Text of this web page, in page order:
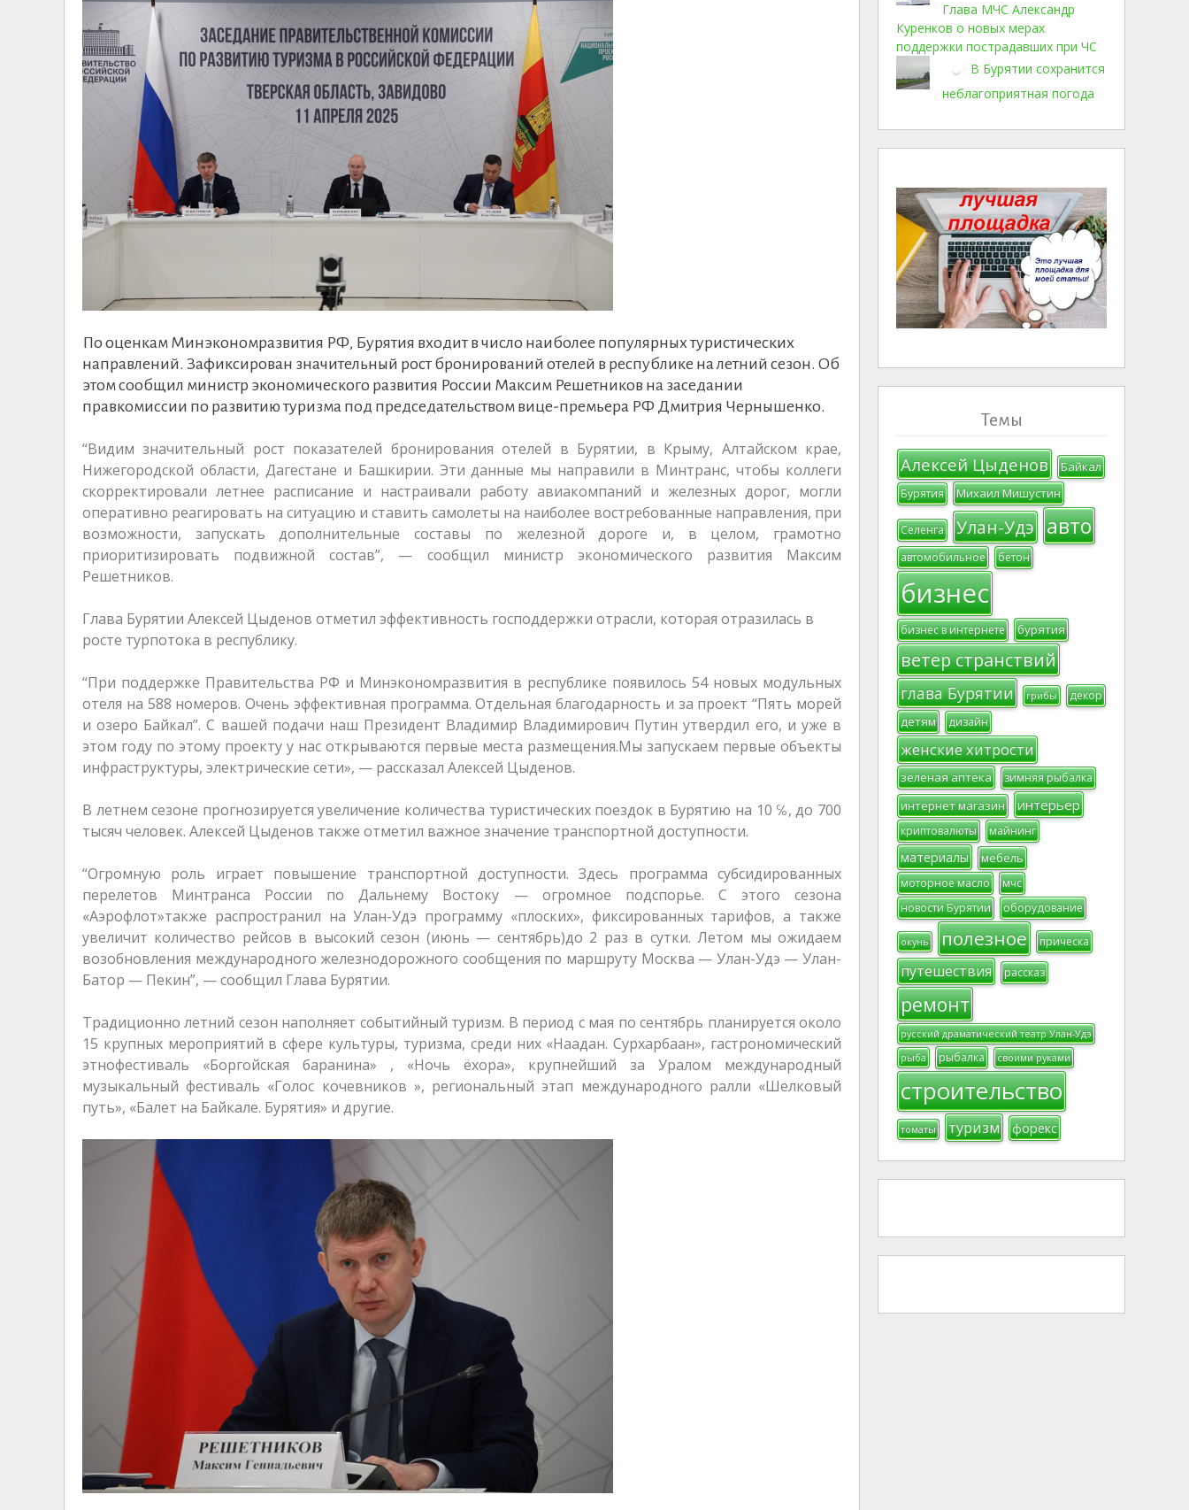
По оценкам Минэкономразвития РФ, Бурятия входит в число наиболее популярных туристических
направлений. Зафиксирован значительный рост бронирований отелей в республике на летний сезон. Об
этом сообщил министр экономического развития России Максим Решетников на заседании
правкомиссии по развитию туризма под председательством вице-премьера РФ Дмитрия Чернышенко.
“Видим значительный рост показателей бронирования отелей в Бурятии, в Крыму, Алтайском крае,
Нижегородской области, Дагестане и Башкирии. Эти данные мы направили в Минтранс, чтобы коллеги
скорректировали летнее расписание и настраивали работу авиакомпаний и железных дорог, могли
оперативно реагировать на ситуацию и ставить самолеты на наиболее востребованные направления, при
возможности, запускать дополнительные составы по железной дороге и, в целом, грамотно
приоритизировать подвижной состав”, — сообщил министр экономического развития Максим
Решетников.
Глава Бурятии Алексей Цыденов отметил эффективность господдержки отрасли, которая отразилась в
росте турпотока в республику.
“При поддержке Правительства РФ и Минэкономразвития в республике появилось 54 новых модульных
отеля на 588 номеров. Очень эффективная программа. Отдельная благодарность и за проект “Пять морей
и озеро Байкал”. С вашей подачи наш Президент Владимир Владимирович Путин утвердил его, и уже в
этом году по этому проекту у нас открываются первые места размещения.Мы запускаем первые объекты
инфраструктуры, электрические сети», — рассказал Алексей Цыденов.
В летнем сезоне прогнозируется увеличение количества туристических поездок в Бурятию на 10 ℅, до 700
тысяч человек. Алексей Цыденов также отметил важное значение транспортной доступности.
“Огромную роль играет повышение транспортной доступности. Здесь программа субсидированных
перелетов Минтранса России по Дальнему Востоку — огромное подспорье. С этого сезона
«Аэрофлот»также распространил на Улан-Удэ программу «плоских», фиксированных тарифов, а также
увеличит количество рейсов в высокий сезон (июнь — сентябрь)до 2 раз в сутки. Летом мы ожидаем
возобновления международного железнодорожного сообщения по маршруту Москва — Улан-Удэ — Улан-
Батор — Пекин”, — сообщил Глава Бурятии.
Традиционно летний сезон наполняет событийный туризм. В период с мая по сентябрь планируется около
15 крупных мероприятий в сфере культуры, туризма, среди них «Наадан. Сурхарбаан», гастрономический
этнофестиваль «Боргойская баранина» , «Ночь ёхора», крупнейший за Уралом международный
музыкальный фестиваль «Голос кочевников », региональный этап международного ралли «Шелковый
путь», «Балет на Байкале. Бурятия» и другие.
Глава МЧС Александр
Куренков о новых мерах
поддержки пострадавших при ЧС
В Бурятии сохранится
неблагоприятная погода
Темы
Алексей Цыденов Байкал
Бурятия Михаил Мишустин
Селенга Улан-Удэ авто
автомобильное бетон
бизнес
бизнес в интернете бурятия
ветер странствий
глава Бурятии грибы декор
детям дизайн
женские хитрости
зеленая аптека зимняя рыбалка
интернет магазин интерьер
криптовалюты майнинг
материалы мебель
моторное масло
мчс
новости Бурятии
оборудование
окунь полезное прическа
путешествия рассказ
ремонт
русский драматический театр Улан-Удэ
рыба
рыбалка своими руками
строительство
томаты туризм форекс